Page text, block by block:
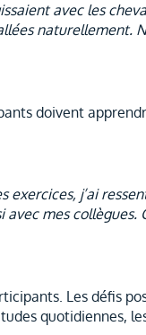
avec les
naturellement.
doivent
j’ai
mes collègues.
Les défis
quotidiennes,